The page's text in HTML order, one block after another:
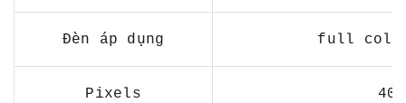
Đèn áp dụng full
Pixels